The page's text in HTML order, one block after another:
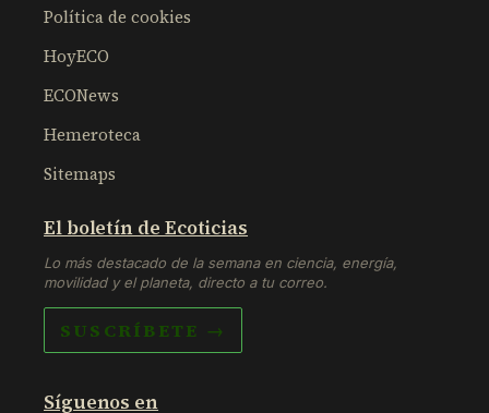
Política de cookies
HoyECO
ECONews
Hemeroteca
Sitemaps
El boletín de Ecoticias
Lo más destacado de la semana en ciencia, energía,
movilidad y el planeta, directo a tu correo.
SUSCRÍBETE →
Síguenos en